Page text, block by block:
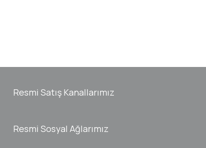
Resmi Satış Kanallarımız
Resmi Sosyal Ağlarımız